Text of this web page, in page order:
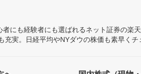
にも経験者にも選ばれるネット証券の
実。日経平均やNYダウの株価も素早くチ